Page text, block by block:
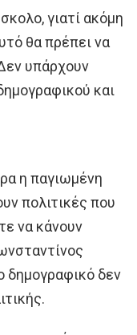
γιατί ακόμη
θα πρέπει να
υπάρχουν
και
η παγιωμένη
πολιτικές που
να κάνουν
δημογραφικό δεν